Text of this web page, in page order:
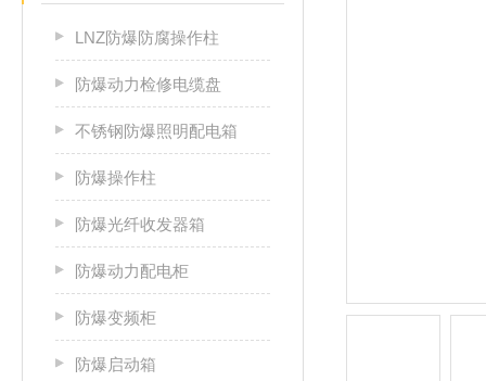
LNZ防爆防腐操作柱
防爆动力检修电缆盘
不锈钢防爆照明配电箱
防爆操作柱
防爆光纤收发器箱
防爆动力配电柜
防爆变频柜
防爆启动箱